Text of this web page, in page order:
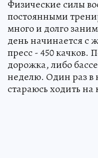
Физические силы
постоянными
много и долго
день начинается с
пресс - 450 качков.
дорожка, либо
неделю. Один раз в
стараюсь ходить на